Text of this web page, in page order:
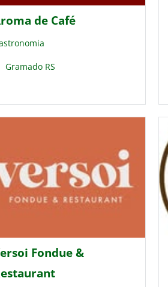
de Café
Gramado RS
Fondue &